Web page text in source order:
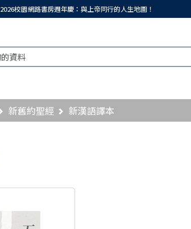
2026校園網路書房週年慶：與上帝同行的人生地圖！
新舊約聖經 新漢語譯本